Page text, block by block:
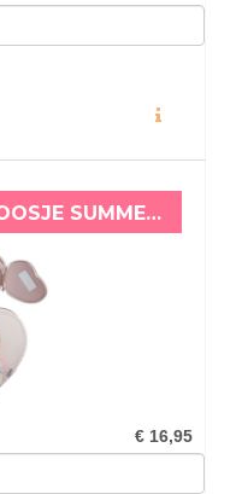
TOPMODEL SIERADENDOOSJE SUMMER FEELING
€ 16,95